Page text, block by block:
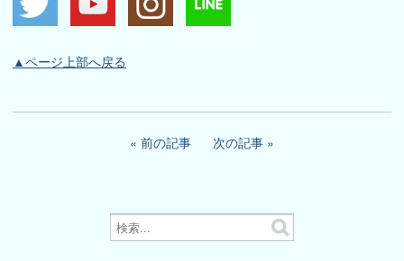
▲ページ上部へ戻る
前の記事 次の記事